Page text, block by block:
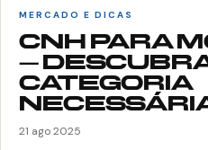
MERCADO E DICAS
CNH PARA
–
CATEGORIA
21 ago 2025